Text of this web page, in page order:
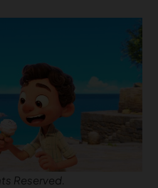
Reserved.